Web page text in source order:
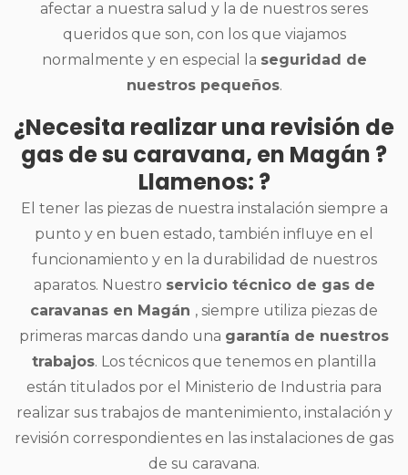
afectar a nuestra salud y la de nuestros seres
queridos que son, con los que viajamos
normalmente y en especial la seguridad de
nuestros pequeños.
¿Necesita realizar una revisión de
gas de su caravana, en Magán ?
Llamenos: ?
El tener las piezas de nuestra instalación siempre a
punto y en buen estado, también influye en el
funcionamiento y en la durabilidad de nuestros
aparatos. Nuestro servicio técnico de gas de
caravanas en Magán , siempre utiliza piezas de
primeras marcas dando una garantía de nuestros
trabajos. Los técnicos que tenemos en plantilla
están titulados por el Ministerio de Industria para
realizar sus trabajos de mantenimiento, instalación y
revisión correspondientes en las instalaciones de gas
de su caravana.